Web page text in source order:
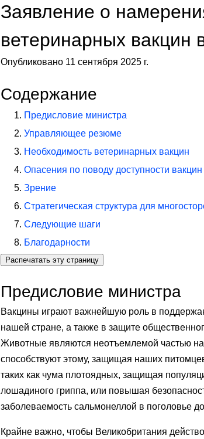
Заявление о
ветеринарных вакцин
Опубликовано 11 сентября 2025 г.
Содержание
Предисловие министра
Управляющее резюме
Необходимость ветеринарных вакцин
Опасения по поводу доступности вакцин
Зрение
Стратегическая структура для
Следующие шаги
Благодарности
Распечатать эту страницу
Предисловие министра
Вакцины играют важнейшую роль в
нашей стране, а также в защите
Животные являются неотъемлемой частью
способствуют этому, защищая наших
таких как чума плотоядных, защищая
лошадиного гриппа, или повышая
заболеваемость сальмонеллой в поголовье
Крайне важно, чтобы Великобритания